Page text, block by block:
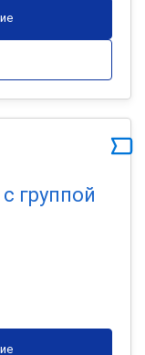
группой